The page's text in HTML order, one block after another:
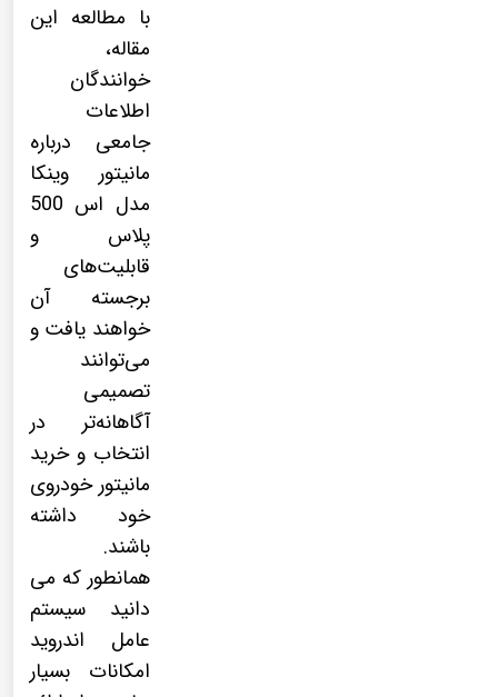
با مطالعه این
مقاله،
خوانندگان
اطلاعات
جامعی درباره
مانیتور وینکا
مدل اس 500
پلاس و
قابلیت‌های
برجسته آن
خواهند یافت و
می‌توانند
تصمیمی
آگاهانه‌تر در
انتخاب و خرید
مانیتور خودروی
خود داشته
باشند.
همانطور که می
دانید سیستم
عامل اندروید
امکانات بسیار